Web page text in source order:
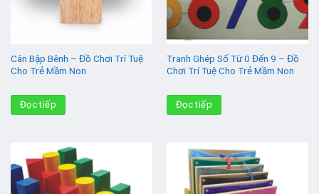
Cân Bập Bênh – Đồ Chơi Trí Tuệ
Cho Trẻ Mầm Non
Đọc tiếp
Tranh Ghép Số Từ 0 Đến 9 – Đồ
Chơi Trí Tuệ Cho Trẻ Mầm Non
Đọc tiếp